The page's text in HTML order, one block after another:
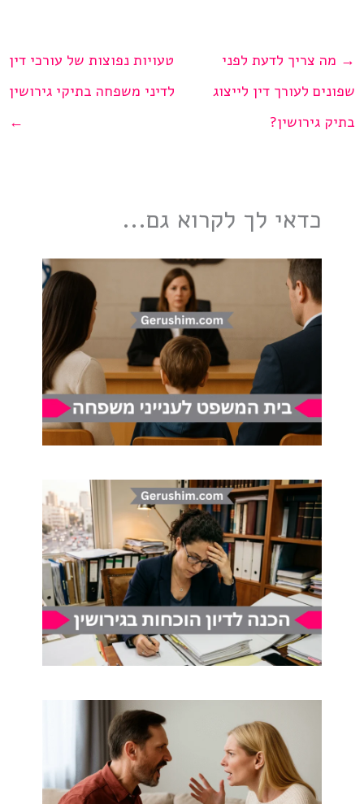
טעויות נפוצות של עורכי דין
לדיני משפחה בתיקי גירושין
←
→ מה צריך לדעת לפני
שפונים לעורך דין לייצוג
בתיק גירושין?
כדאי לך לקרוא גם...